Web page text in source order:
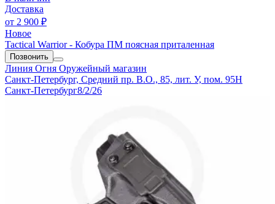
Доставка
от 2 900 ₽
Новое
Tactical Warrior - Кобура ПМ поясная приталенная
Позвонить
Линия Огня Оружейный магазин
Санкт-Петербург, Средний пр. В.О., 85, лит. У, пом. 95Н
Санкт-Петербург8/2/26